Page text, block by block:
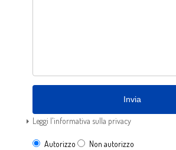
Invia
Leggi l'informativa sulla privacy
Autorizzo Non autorizzo